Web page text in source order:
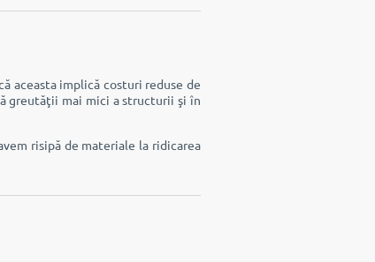
aceasta implică costuri reduse de
greutăţii mai mici a structurii şi în
risipă de materiale la ridicarea